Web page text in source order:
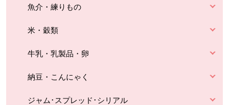
魚介・練りもの
米・穀類
牛乳・乳製品・卵
納豆・こんにゃく
ジャム･スプレッド･シリアル